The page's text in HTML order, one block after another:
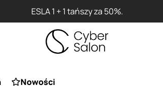
Nowości